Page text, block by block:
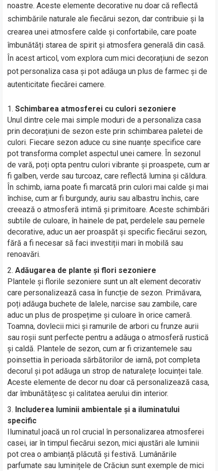
noastre. Aceste elemente decorative nu doar că reflectă
schimbările naturale ale fiecărui sezon, dar contribuie și la
crearea unei atmosfere calde și confortabile, care poate
îmbunătăți starea de spirit și atmosfera generală din casă.
În acest articol, vom explora cum mici decorațiuni de sezon
pot personaliza casa și pot adăuga un plus de farmec și de
autenticitate fiecărei camere.
Schimbarea atmosferei cu culori sezoniere
Unul dintre cele mai simple moduri de a personaliza casa
prin decorațiuni de sezon este prin schimbarea paletei de
culori. Fiecare sezon aduce cu sine nuanțe specifice care
pot transforma complet aspectul unei camere. În sezonul
de vară, poți opta pentru culori vibrante și proaspete, cum ar
fi galben, verde sau turcoaz, care reflectă lumina și căldura.
În schimb, iarna poate fi marcată prin culori mai calde și mai
închise, cum ar fi burgundy, auriu sau albastru închis, care
creează o atmosferă intimă și primitoare. Aceste schimbări
subtile de culoare, în hainele de pat, perdelele sau pernele
decorative, aduc un aer proaspăt și specific fiecărui sezon,
fără a fi necesar să faci investiții mari în mobilă sau
renoavări.
Adăugarea de plante și flori sezoniere
Plantele și florile sezoniere sunt un alt element decorativ
care personalizează casa în funcție de sezon. Primăvara,
poți adăuga buchete de lalele, narcise sau zambile, care
aduc un plus de prospețime și culoare în orice cameră.
Toamna, dovlecii mici și ramurile de arbori cu frunze aurii
sau roșii sunt perfecte pentru a adăuga o atmosferă rustică
și caldă. Plantele de sezon, cum ar fi crizantemele sau
poinsettia în perioada sărbătorilor de iarnă, pot completa
decorul și pot adăuga un strop de naturalețe locuinței tale.
Aceste elemente de decor nu doar că personalizează casa,
dar îmbunătățesc și calitatea aerului din interior.
Includerea luminii ambientale și a iluminatului
specific
Iluminatul joacă un rol crucial în personalizarea atmosferei
casei, iar în timpul fiecărui sezon, mici ajustări ale luminii
pot crea o ambianță plăcută și festivă. Lumânările
parfumate sau luminițele de Crăciun sunt exemple de mici